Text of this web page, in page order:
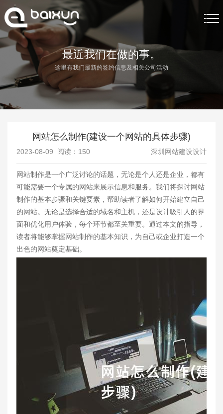
首页
网站制作
网站制作案例
网站制作资讯
联系我们
最近我们在做的事。
这里有我们最新的签约信息及相关公司活动
网站怎么制作(建设一个网站的具体步骤)
2023-08-09 阅读： 150 深圳网站建设设计
网站制作是一个广泛讨论的话题，无论是个人还是企业，都有
可能需要一个专属的网站来展示信息和服务。我们将探讨网站
制作的基本步骤和关键要素，帮助读者了解如何开始建立自己
的网站。无论是选择合适的域名和主机，还是设计吸引人的界
面和优化用户体验，每个环节都至关重要。通过本文的指导，
读者将能够掌握网站制作的基本知识，为自己或企业打造一个
出色的网站奠定基础。